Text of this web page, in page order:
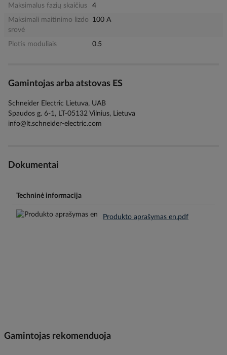
Maksimalus fazių skaičius
4
Maksimali maitinimo lizdo
srovė
100 A
Plotis moduliais 0.5
Gamintojas arba atstovas ES
Schneider Electric Lietuva, UAB
Spaudos g. 6-1, LT-05132 Vilnius, Lietuva
info@lt.schneider-electric.com
Dokumentai
Techninė informacija
Produkto aprašymas en.pdf
Gamintojas rekomenduoja